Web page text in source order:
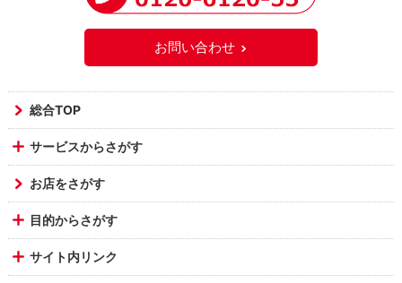
お問い合わせ
総合TOP
サービスからさがす
お店をさがす
目的からさがす
サイト内リンク